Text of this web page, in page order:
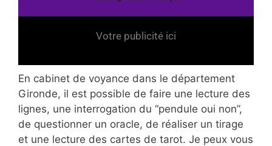
Votre publicité ici
En cabinet de voyance dans le département
Gironde, il est possible de faire une lecture des
lignes, une interrogation du “pendule oui non”,
de questionner un oracle, de réaliser un tirage
et une lecture des cartes de tarot. Je peux vous